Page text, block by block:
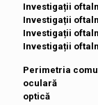
Investigații
Investigații
Investigații
Investigații
oculară
optică